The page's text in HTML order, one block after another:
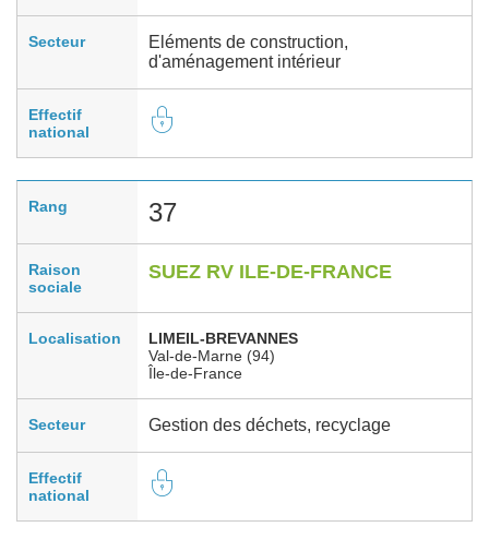
Secteur
Eléments de construction,
d'aménagement intérieur
Effectif
national
Rang 37
Raison
sociale
SUEZ RV ILE-DE-FRANCE
Localisation
LIMEIL-BREVANNES
Val-de-Marne (94)
Île-de-France
Secteur Gestion des déchets, recyclage
Effectif
national